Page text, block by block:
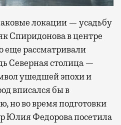
локации — усадьбу
Спиридонова в центре
еще рассматривали
Северная столица —
ушедшей эпохи и
вписался бы в
но во время подготовки
Юлия Федорова посетила